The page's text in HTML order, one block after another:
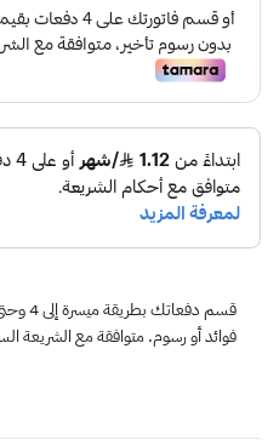
فوائد أو رسوم. متوافقة مع الشريعة